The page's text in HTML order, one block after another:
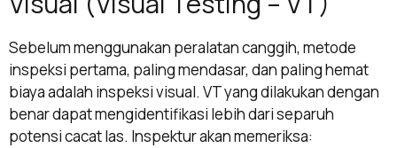
Sebelum menggunakan peralatan canggih, metode
inspeksi pertama, paling mendasar, dan paling hemat
biaya adalah inspeksi visual. VT yang dilakukan dengan
benar dapat mengidentifikasi lebih dari separuh
potensi cacat las. Inspektur akan memeriksa: